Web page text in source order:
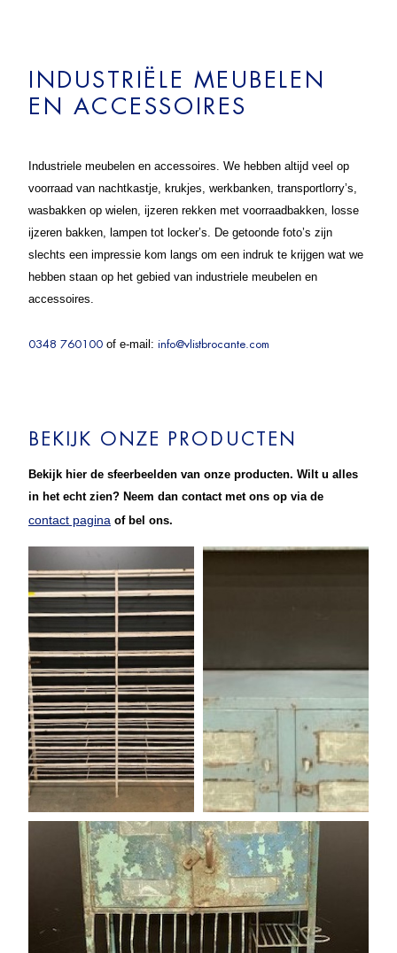
INDUSTRIËLE MEUBELEN
EN ACCESSOIRES
Industriele meubelen en accessoires. We hebben altijd veel op
voorraad van nachtkastje, krukjes, werkbanken, transportlorry’s,
wasbakken op wielen, ijzeren rekken met voorraadbakken, losse
ijzeren bakken, lampen tot locker’s. De getoonde foto’s zijn
slechts een impressie kom langs om een indruk te krijgen wat we
hebben staan op het gebied van industriele meubelen en
accessoires.
0348 760100of e-mail: info@vlistbrocante.com
BEKIJK ONZE PRODUCTEN
Bekijk hier de sfeerbeelden van onze producten. Wilt u alles
in het echt zien? Neem dan contact met ons op via de
contact pagina of bel ons.